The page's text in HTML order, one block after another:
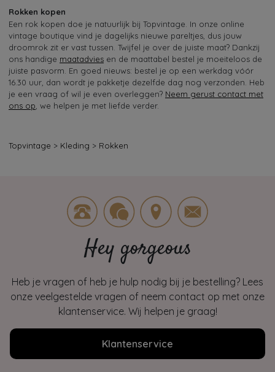
Rokken kopen
Een rok kopen doe je natuurlijk bij Topvintage. In onze online
vintage boutique vind je dagelijks nieuwe pareltjes, dus jouw
droomrok zit er vast tussen. Twijfel je over de juiste maat? Dankzij
ons handige maatadvies en de maattabel bestel je moeiteloos de
juiste pasvorm. En goed nieuws: bestel je op een werkdag vóór
16.30 uur, dan wordt je pakketje dezelfde dag nog verzonden. Heb
je een vraag of wil je even overleggen? Neem gerust contact met
ons op, we helpen je met liefde verder.
Topvintage > Kleding > Rokken
Hey gorgeous
Heb je vragen of heb je hulp nodig bij je bestelling? Lees
onze veelgestelde vragen of neem contact op met onze
klantenservice. Wij helpen je graag!
Klantenservice